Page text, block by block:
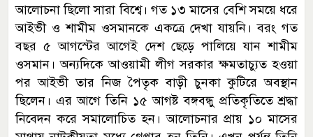
আলোচনা ছিলো সারা বিশ্বে। গত ১৩ মাসের বেশি সময়ে ধরে
আইভী ও শামীম ওসমানকে একত্রে দেখা যায়নি। বরং গত
বছর ৫ আগস্টের আগেই দেশ ছেড়ে পালিয়ে যান শামীম
ওসমান। অন্যদিকে আওয়ামী লীগ সরকার ক্ষমতাচ্যুত হওয়া
পর আইভী তার নিজ পৈতৃক বাড়ী চুনকা কুটিরে অবস্থান
ছিলেন। এর আগে তিনি ১৫ আগষ্ট বঙ্গবন্ধু প্রতিকৃতিতে শ্রদ্ধা
নিবেদন করে সমালোচিত হন। আলোচনার প্রায় ১০ মাসের